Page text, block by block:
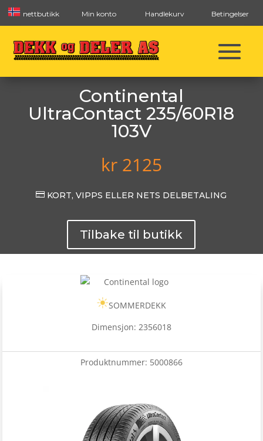
nettbutikk Min konto Handlekurv Betingelser
Continental
UltraContact 235/60R18
103V
kr2125
 KORT, VIPPS ELLER NETS DELBETALING
Tilbake til butikk
SOMMERDEKK
Dimensjon: 2356018
Produktnummer: 5000866